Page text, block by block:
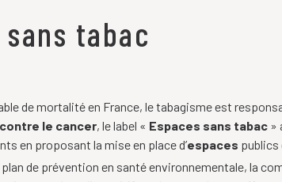
sans tabac
de mortalité en France, le tabagisme est
le cancer, le label « Espaces sans tabac »
en proposant la mise en place d’espaces publics
de prévention en santé environnementale, la